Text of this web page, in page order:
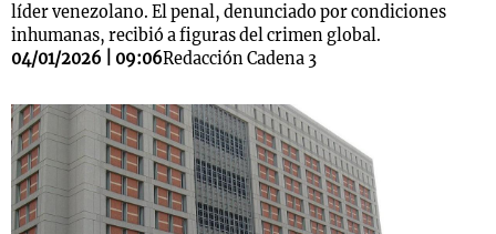
líder venezolano. El penal, denunciado por condiciones
inhumanas, recibió a figuras del crimen global.
04/01/2026 | 09:06Redacción Cadena 3